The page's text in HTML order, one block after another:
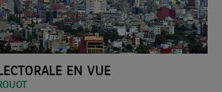
EN VUE